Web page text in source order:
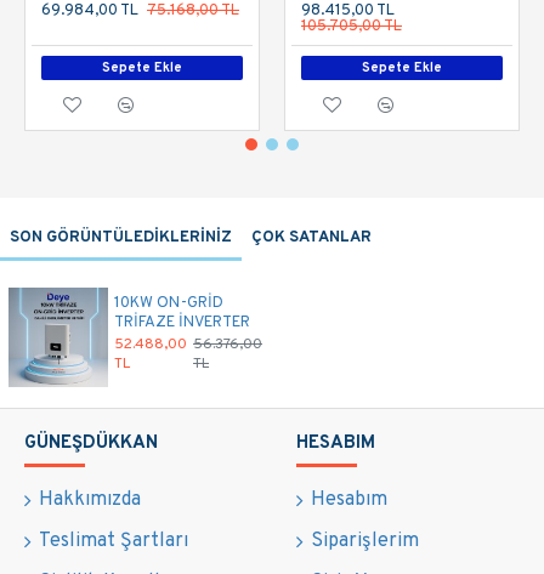
69.984,00 TL 75.168,00 TL
Sepete Ekle
98.415,00 TL
105.705,00 TL
Sepete Ekle
SON GÖRÜNTÜLEDİKLERİNİZ ÇOK SATANLAR
10KW ON-GRİD
TRİFAZE İNVERTER
52.488,00
TL
56.376,00
TL
GÜNEŞDÜKKAN
Hakkımızda
Teslimat Şartları
HESABIM
Hesabım
Siparişlerim